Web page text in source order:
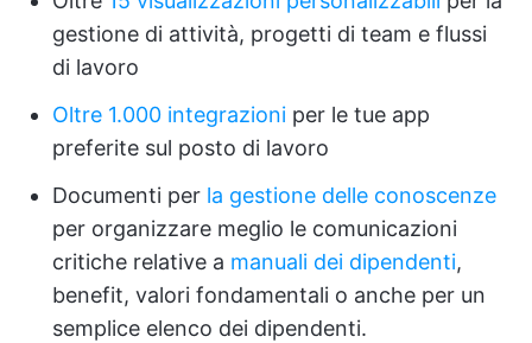
gestione di attività, progetti di team e flussi
di lavoro
Oltre 1.000 integrazioni per le tue app
preferite sul posto di lavoro
Documenti per la gestione delle conoscenze
per organizzare meglio le comunicazioni
critiche relative a manuali dei dipendenti,
benefit, valori fondamentali o anche per un
semplice elenco dei dipendenti.